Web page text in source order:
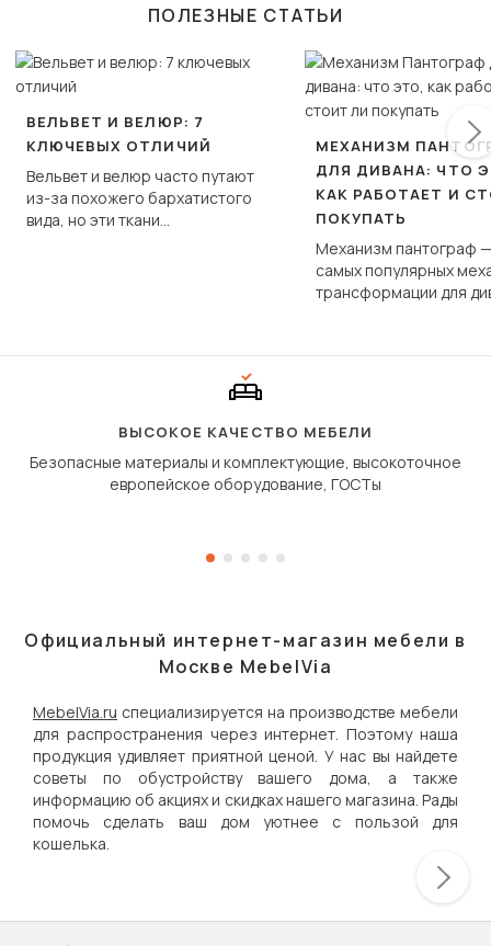
ПОЛЕЗНЫЕ СТАТЬИ
ВЕЛЬВЕТ И ВЕЛЮР: 7
КЛЮЧЕВЫХ ОТЛИЧИЙ
Вельвет и велюр часто путают
из-за похожего бархатистого
вида, но эти ткани
МЕХАНИЗМ
ДЛЯ ДИВАНА: ЧТО
КАК РАБОТАЕТ И
ПОКУПАТЬ
Механизм пантограф
самых популярных
трансформации для
сиденье не
дугообразной
ВЫСОКОЕ КАЧЕСТВО МЕБЕЛИ
Безопасные материалы и комплектующие, высокоточное
европейское оборудование, ГОСТы
Официальный интернет-магазин мебели в
Москве MebelVia
MebelVia.ru специализируется на производстве мебели
для распространения через интернет. Поэтому наша
продукция удивляет приятной ценой. У нас вы найдете
советы по обустройству вашего дома, а также
информацию об акциях и скидках нашего магазина. Рады
помочь сделать ваш дом уютнее с пользой для
кошелька.